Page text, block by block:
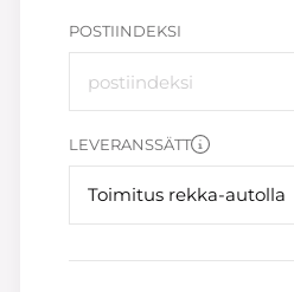
POSTIINDEKSI
LEVERANSSÄTT
Toimitus rekka-autolla